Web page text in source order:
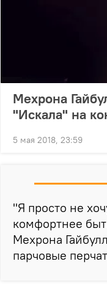
Мехрона
"Искала" на
5 мая 2018, 23:59
"Я просто не
комфортнее
Мехрона
парчовые